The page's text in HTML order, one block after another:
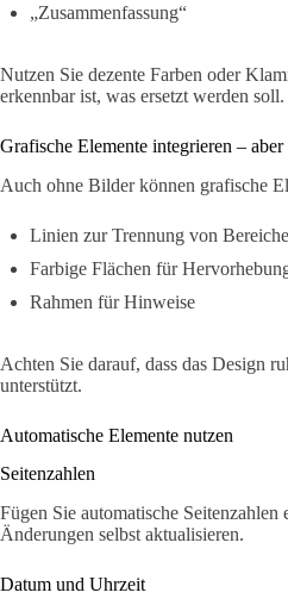
„Zusammenfassung“
Nutzen Sie dezente Farben oder
erkennbar ist, was ersetzt werden soll.
Grafische Elemente integrieren – aber
Auch ohne Bilder können grafische
Linien zur Trennung von
Farbige Flächen für
Rahmen für Hinweise
Achten Sie darauf, dass das Design
unterstützt.
Automatische Elemente nutzen
Seitenzahlen
Fügen Sie automatische Seitenzahlen
Änderungen selbst aktualisieren.
Datum und Uhrzeit